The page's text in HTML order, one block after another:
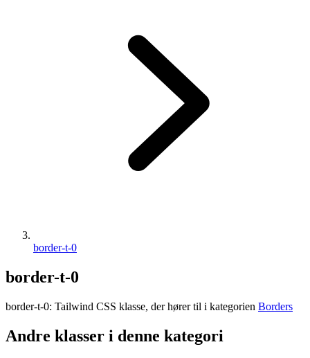
border-t-0
border-t-0
border-t-0: Tailwind CSS klasse, der hører til i kategorien Borders
Andre klasser i denne kategori